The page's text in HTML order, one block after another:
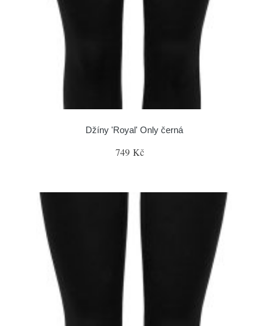
Džíny 'Royal' Only černá
749 Kč